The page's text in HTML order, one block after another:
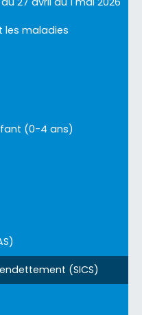
les maladies
(0-4 ans)
(SICS)